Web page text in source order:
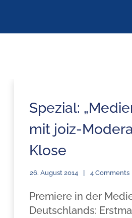
Spezial:
mit joiz-
Klose
26. August 2014 4 Comments
Premiere in der
Deutschlands: